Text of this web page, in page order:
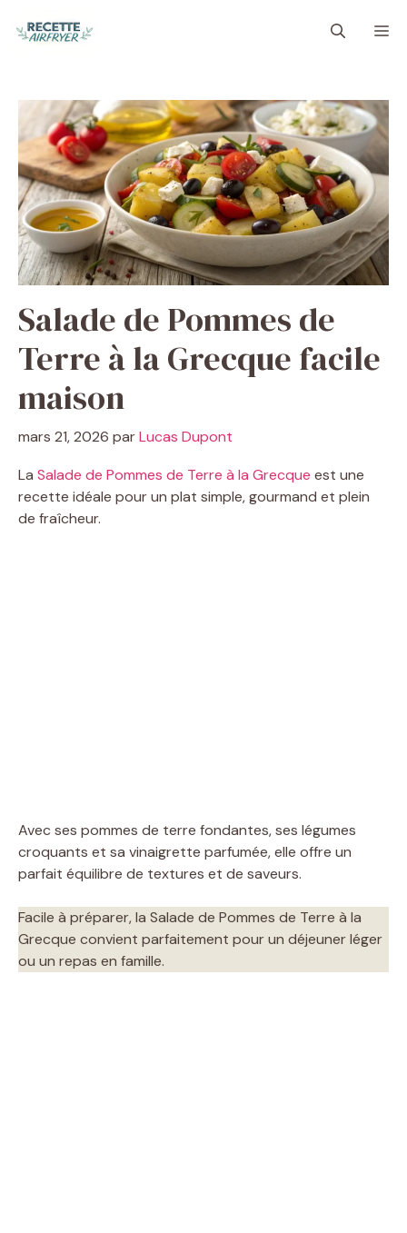
Salade de Pommes de
Terre à la Grecque facile
maison
mars 21, 2026 parLucas Dupont
La Salade de Pommes de Terre à la Grecque est une
recette idéale pour un plat simple, gourmand et plein
de fraîcheur.
Avec ses pommes de terre fondantes, ses légumes
croquants et sa vinaigrette parfumée, elle offre un
parfait équilibre de textures et de saveurs.
Facile à préparer, la Salade de Pommes de Terre à la
Grecque convient parfaitement pour un déjeuner léger
ou un repas en famille.